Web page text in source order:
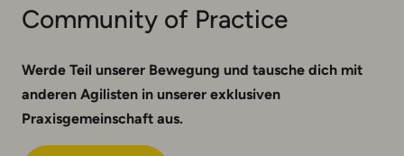
Community of Practice
Werde Teil unserer Bewegung und tausche dich mit
anderen Agilisten in unserer exklusiven
Praxisgemeinschaft aus.